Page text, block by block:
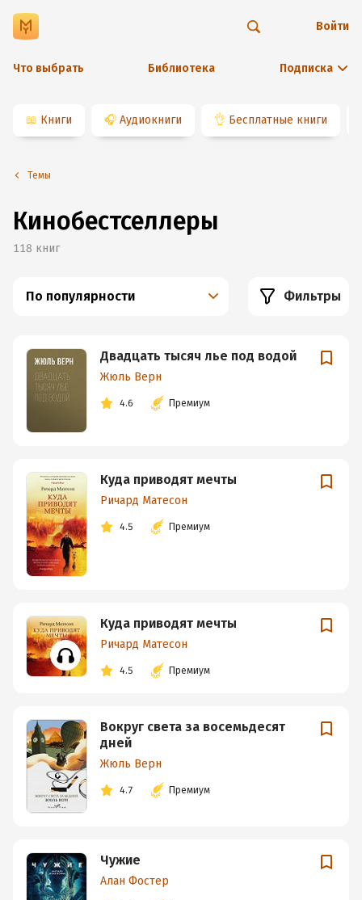
Что выбрать Библиотека Подписка
Войти
📖 Книги 🎧 Аудиокниги 👌 Бесплатные книги
Темы
Кинобестселлеры
118 книг
По популярности Фильтры
Двадцать тысяч лье под водой
Жюль Верн
4.6 Премиум
Куда приводят мечты
Ричард Матесон
4.5 Премиум
Куда приводят мечты
Ричард Матесон
4.5 Премиум
Вокруг света за восемьдесят
дней
Жюль Верн
4.7 Премиум
Чужие
Алан Фостер